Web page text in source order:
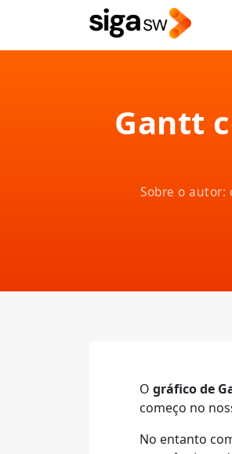
Gantt
Sobre o autor:
O gráfico de
começo no
No entanto